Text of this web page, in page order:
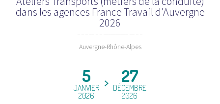
dans les agences France Travail d'Auvergne
2026
Auvergne-Rhône-Alpes
5
JANVIER
2026
27
DÉCEMBRE
2026